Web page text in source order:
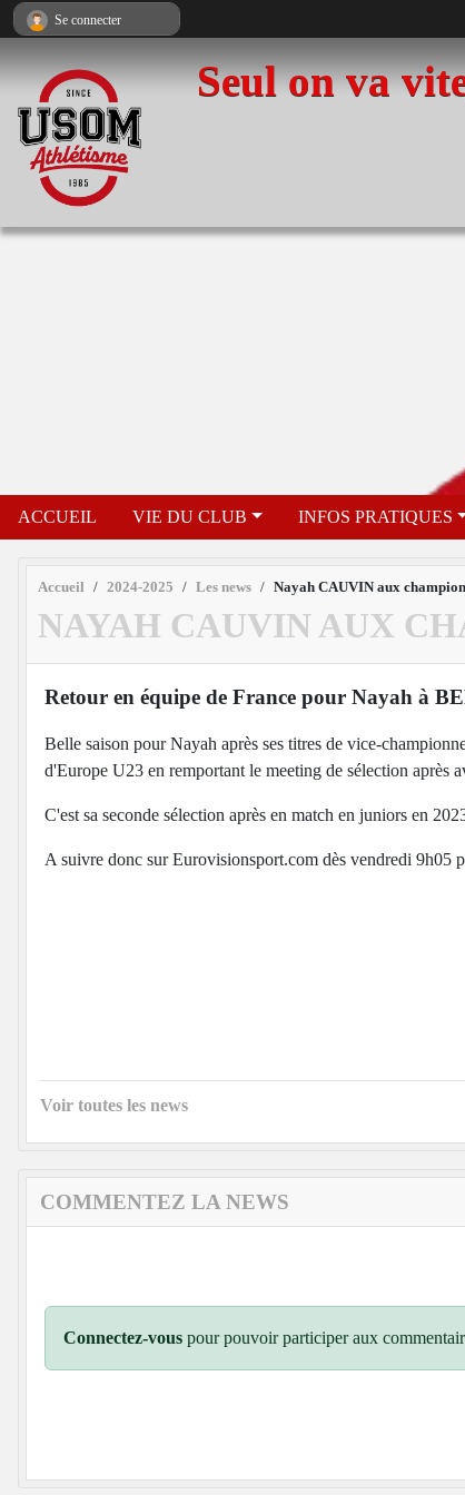
Seul on va
ACCUEIL VIE DU CLUB INFOS PRATIQUES
Accueil 2024-2025 Les news Nayah CAUVIN aux
NAYAH CAUVIN AUX
Retour en équipe de France pour Nayah à
Belle saison pour Nayah après ses titres de vice-
d'Europe U23 en remportant le meeting de sélection après
C'est sa seconde sélection après en match en juniors en
A suivre donc sur Eurovisionsport.com dès vendredi 9h05
Voir toutes les news
COMMENTEZ LA NEWS
Connectez-vous pour pouvoir participer aux
Se connecter
Panneau de gestion des cookies